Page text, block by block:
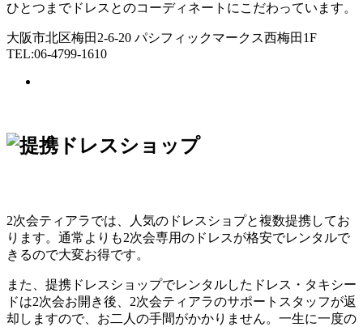
ひとつまでドレスとのコーディネートにこだわっています。
大阪市北区梅田2-6-20 パシフィックマークス西梅田1F
TEL:06-4799-1610
2次会ティアラでは、人気のドレスショプと複数提携してお
ります。通常よりも2次会専用のドレスが格安でレンタルで
きるので大変お得です。
また、提携ドレスショップでレンタルしたドレス・タキシー
ドは2次会お開き後、2次会ティアラのサポートスタッフが返
却しますので、お二人の手間がかかりません。一生に一度の